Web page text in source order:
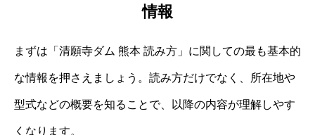
情報
まずは「清願寺ダム 熊本 読み方」に関しての最も基本的
な情報を押さえましょう。読み方だけでなく、所在地や
型式などの概要を知ることで、以降の内容が理解しやす
くなります。